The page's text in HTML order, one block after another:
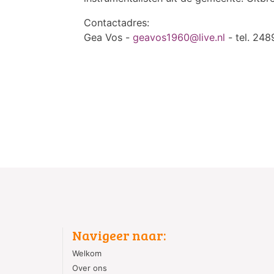
Contactadres:
Gea Vos - geavos1960@live.nl - tel.
Navigeer naar:
Welkom
Over ons